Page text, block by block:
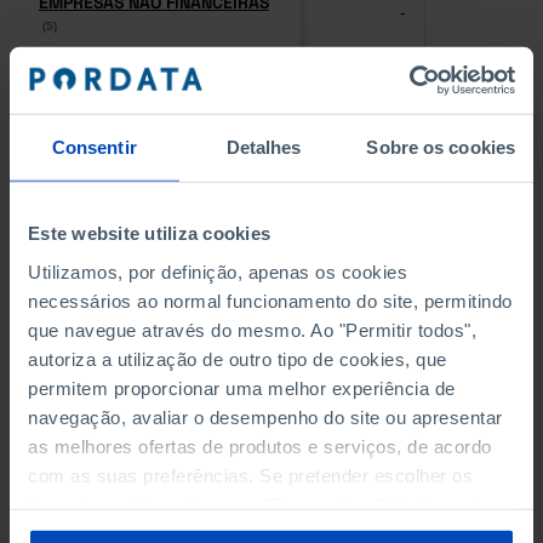
Consentir Detalhes Sobre os cookies
Este website utiliza cookies
Utilizamos, por definição, apenas os cookies
necessários ao normal funcionamento do site, permitindo
que navegue através do mesmo. Ao "Permitir todos",
autoriza a utilização de outro tipo de cookies, que
permitem proporcionar uma melhor experiência de
navegação, avaliar o desempenho do site ou apresentar
as melhores ofertas de produtos e serviços, de acordo
com as suas preferências. Se pretender escolher os
sobre cookies através da gestão de preferências ou da
(5)
(5)
-
PESSOAL AO SERVIÇO NAS
EMPRESAS NÃO FINANCEIRAS
PESSOAL AO SERVIÇO NAS
EMPRESAS NÃO FINANCEIRAS
(5)
- -
QUATRO MAIORES EMPRESAS
Empresas não financeiras
QUATRO MAIORES EMPRESAS
Empresas não financeiras
VOLUME DE NEGÓCIOS DAS
QUATRO MAIORES EMPRESAS
DO MUNICÍPIO (%)
Empresas não financeiras
VOLUME DE NEGÓCIOS DAS
QUATRO MAIORES EMPRESAS
DO MUNICÍPIO (%)
Empresas não financeiras
BANCOS, CAIXAS ECONÓMICAS
BANCOS, CAIXAS ECONÓMICAS -
CAIXAS DE CRÉDITO AGRÍCOLA
CAIXAS DE CRÉDITO AGRÍCOLA